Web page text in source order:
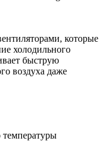
которые
холодильного
быструю
воздуха даже
температуры